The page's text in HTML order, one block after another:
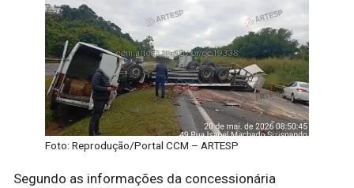
Foto: Reprodução/Portal CCM – ARTESP
Segundo as informações da concessionária